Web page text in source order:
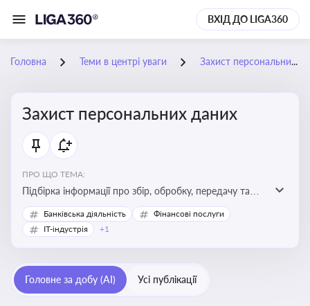
ВХІД ДО LIGA360
Головна Теми в центрі уваги Захист персональних даних
Захист персональних даних
ПРО ЩО ТЕМА:
Підбірка інформації про збір, обробку, передачу та
інші дії з персональними даними
Банківська діяльність
Фінансові послуги
IT-індустрія
+1
Головне за добу (AI) Усі публікації